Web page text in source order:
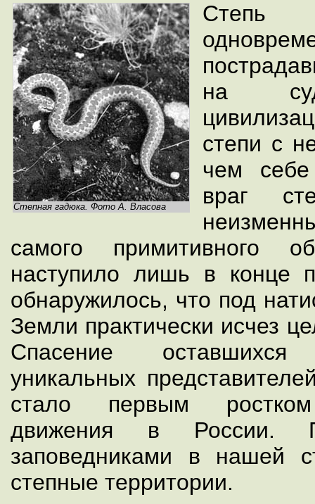
Степная гадюка. Фото А. Власова
на
степи с
чем
враг
самого примитивного
наступило лишь в конце
обнаружилось, что под
Земли практически исчез
Спасение
уникальных
стало первым ростком
движения в России.
заповедниками в нашей
степные территории.